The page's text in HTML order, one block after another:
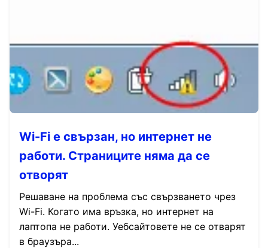
Wi-Fi е свързан, но интернет не
работи. Страниците няма да се
отворят
Решаване на проблема със свързването чрез
Wi-Fi. Когато има връзка, но интернет на
лаптопа не работи. Уебсайтовете не се отварят
в браузъра...